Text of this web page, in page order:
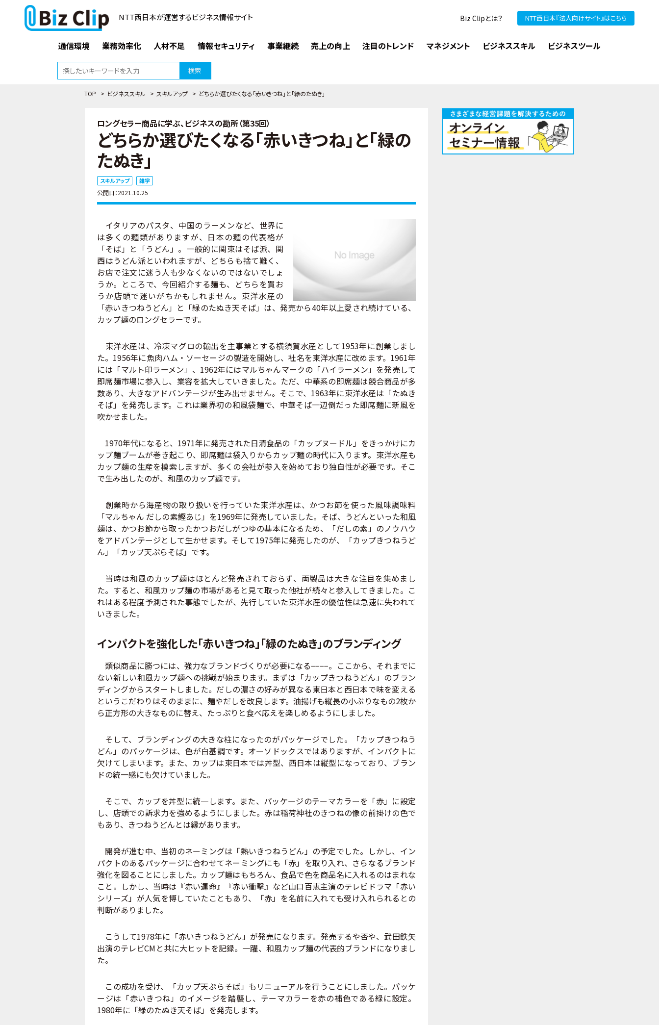
NTT西日本が運営するビジネス情報サイト Biz Clipとは？ NTT西日本『法人向けサイト』はこちら
通信環境 業務効率化 人材不足 情報セキュリティ 事業継続 売上の向上 注目のトレンド マネジメント ビジネススキル ビジネスツール
検索
TOP > ビジネススキル > スキルアップ > どちらか選びたくなる「赤いきつね」と「緑のたぬき」
ロングセラー商品に学ぶ、ビジネスの勘所（第35回）
どちらか選びたくなる「赤いきつね」と「緑の
たぬき」
スキルアップ 雑学
公開日：2021.10.25
イタリアのパスタ、中国のラーメンなど、世界に
は多くの麺類がありますが、日本の麺の代表格が
「そば」と「うどん」。一般的に関東はそば派、関
西はうどん派といわれますが、どちらも捨て難く、
お店で注文に迷う人も少なくないのではないでしょ
うか。ところで、今回紹介する麺も、どちらを買お
うか店頭で迷いがちかもしれません。東洋水産の
「赤いきつねうどん」と「緑のたぬき天そば」は、発売から40年以上愛され続けている、
カップ麺のロングセラーです。
東洋水産は、冷凍マグロの輸出を主事業とする横須賀水産として1953年に創業しまし
た。1956年に魚肉ハム・ソーセージの製造を開始し、社名を東洋水産に改めます。1961年
には「マルト印ラーメン」、1962年にはマルちゃんマークの「ハイラーメン」を発売して
即席麺市場に参入し、業容を拡大していきました。ただ、中華系の即席麺は競合商品が多
数あり、大きなアドバンテージが生み出せません。そこで、1963年に東洋水産は「たぬき
そば」を発売します。これは業界初の和風袋麺で、中華そば一辺倒だった即席麺に新風を
吹かせました。
1970年代になると、1971年に発売された日清食品の「カップヌードル」をきっかけにカ
ップ麺ブームが巻き起こり、即席麺は袋入りからカップ麺の時代に入ります。東洋水産も
カップ麺の生産を模索しますが、多くの会社が参入を始めており独自性が必要です。そこ
で生み出したのが、和風のカップ麺です。
創業時から海産物の取り扱いを行っていた東洋水産は、かつお節を使った風味調味料
「マルちゃん だしの素鰹あじ」を1969年に発売していました。そば、うどんといった和風
麺は、かつお節から取ったかつおだしがつゆの基本になるため、「だしの素」のノウハウ
をアドバンテージとして生かせます。そして1975年に発売したのが、「カップきつねうど
ん」「カップ天ぷらそば」です。
当時は和風のカップ麺はほとんど発売されておらず、両製品は大きな注目を集めまし
た。すると、和風カップ麺の市場があると見て取った他社が続々と参入してきました。こ
れはある程度予測された事態でしたが、先行していた東洋水産の優位性は急速に失われて
いきました。
インパクトを強化した「赤いきつね」「緑のたぬき」のブランディング
類似商品に勝つには、強力なブランドづくりが必要になる−−−−。ここから、それまでに
ない新しい和風カップ麺への挑戦が始まります。まずは「カップきつねうどん」のブラン
ディングからスタートしました。だしの濃さの好みが異なる東日本と西日本で味を変える
というこだわりはそのままに、麺やだしを改良します。油揚げも縦長の小ぶりなもの2枚か
ら正方形の大きなものに替え、たっぷりと食べ応えを楽しめるようにしました。
そして、ブランディングの大きな柱になったのがパッケージでした。「カップきつねう
どん」のパッケージは、色が白基調です。オーソドックスではありますが、インパクトに
欠けてしまいます。また、カップは東日本では丼型、西日本は縦型になっており、ブラン
ドの統一感にも欠けていました。
そこで、カップを丼型に統一します。また、パッケージのテーマカラーを「赤」に設定
し、店頭での訴求力を強めるようにしました。赤は稲荷神社のきつねの像の前掛けの色で
もあり、きつねうどんとは縁があります。
開発が進む中、当初のネーミングは「熱いきつねうどん」の予定でした。しかし、イン
パクトのあるパッケージに合わせてネーミングにも「赤」を取り入れ、さらなるブランド
強化を図ることにしました。カップ麺はもちろん、食品で色を商品名に入れるのはまれな
こと。しかし、当時は『赤い運命』『赤い衝撃』など山口百恵主演のテレビドラマ「赤い
シリーズ」が人気を博していたこともあり、「赤」を名前に入れても受け入れられるとの
判断がありました。
こうして1978年に「赤いきつねうどん」が発売になります。発売するや否や、武田鉄矢
出演のテレビCMと共に大ヒットを記録。一躍、和風カップ麺の代表的ブランドになりまし
た。
この成功を受け、「カップ天ぷらそば」もリニューアルを行うことにしました。パッケ
ージは「赤いきつね」のイメージを踏襲し、テーマカラーを赤の補色である緑に設定。
1980年に「緑のたぬき天そば」を発売します。